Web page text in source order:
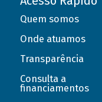
Quem somos
Onde atuamos
Transparência
Consulta a
financiamentos